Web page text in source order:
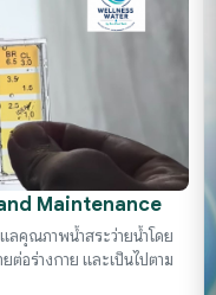
Maintenance
ลคุณภาพน้ำสระว่ายน้ำโดย
ต่อร่างกาย และเป็นไปตาม